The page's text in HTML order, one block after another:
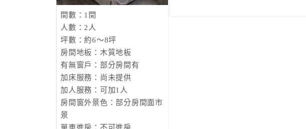
間數：1間
人數：2人
坪數：約6～8坪
房間地板：木質地板
有無窗戶：部分房間有
加床服務：尚未提供
加人服務：可加1人
房間窗外景色：部分房間面市
景